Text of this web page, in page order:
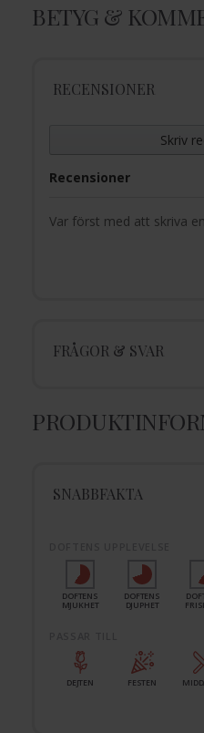
BETYG &
RECENSIONER
Skriv
Recensioner
Var först med att skriva
FRÅGOR & SVAR
SNABBFAKTA
DOFTENS
MJUKHET
DOFTENS
DJUPHET
DEJTEN FESTEN